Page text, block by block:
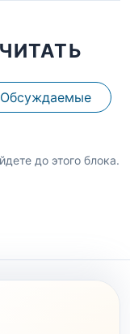
Обсуждаемые
до этого блока.